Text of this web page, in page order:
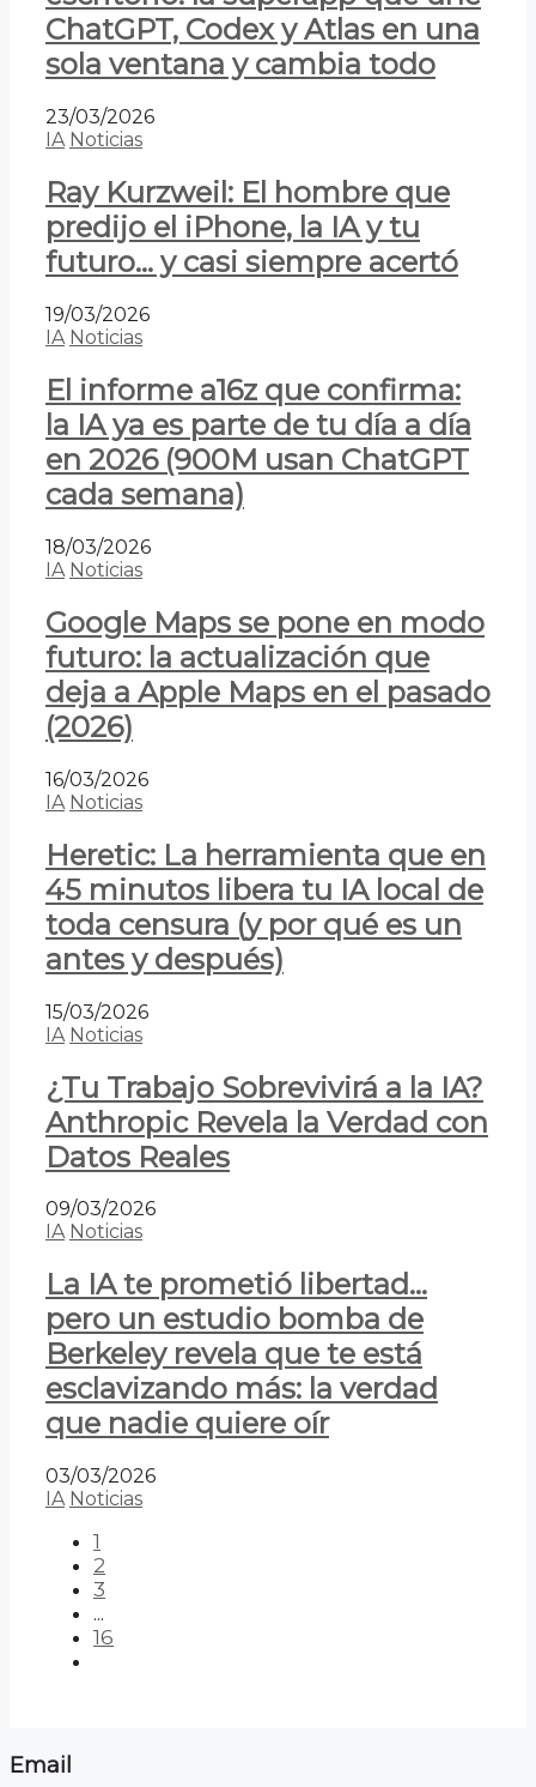
ChatGPT, Codex y Atlas en una
sola ventana y cambia todo
23/03/2026
IA Noticias
Ray Kurzweil: El hombre que
predijo el iPhone, la IA y tu
futuro… y casi siempre acertó
19/03/2026
IA Noticias
El informe a16z que confirma:
la IA ya es parte de tu día a día
en 2026 (900M usan ChatGPT
cada semana)
18/03/2026
IA Noticias
Google Maps se pone en modo
futuro: la actualización que
deja a Apple Maps en el pasado
(2026)
16/03/2026
IA Noticias
Heretic: La herramienta que en
45 minutos libera tu IA local de
toda censura (y por qué es un
antes y después)
15/03/2026
IA Noticias
¿Tu Trabajo Sobrevivirá a la IA?
Anthropic Revela la Verdad con
Datos Reales
09/03/2026
IA Noticias
La IA te prometió libertad…
pero un estudio bomba de
Berkeley revela que te está
esclavizando más: la verdad
que nadie quiere oír
03/03/2026
IA Noticias
1
2
3
...
16
Email